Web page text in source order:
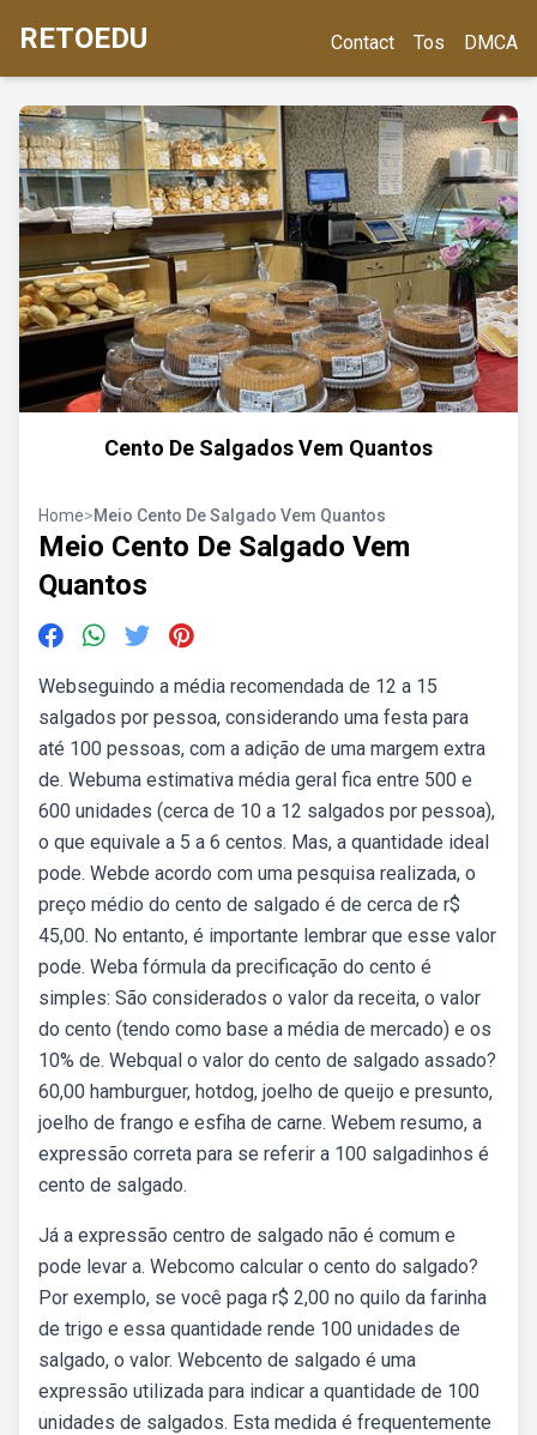
RETOEDU Contact Tos DMCA
Cento De Salgados Vem Quantos
Home>Meio Cento De Salgado Vem Quantos
Meio Cento De Salgado Vem
Quantos
Webseguindo a média recomendada de 12 a 15
salgados por pessoa, considerando uma festa para
até 100 pessoas, com a adição de uma margem extra
de. Webuma estimativa média geral fica entre 500 e
600 unidades (cerca de 10 a 12 salgados por pessoa),
o que equivale a 5 a 6 centos. Mas, a quantidade ideal
pode. Webde acordo com uma pesquisa realizada, o
preço médio do cento de salgado é de cerca de r$
45,00. No entanto, é importante lembrar que esse valor
pode. Weba fórmula da precificação do cento é
simples: São considerados o valor da receita, o valor
do cento (tendo como base a média de mercado) e os
10% de. Webqual o valor do cento de salgado assado?
60,00 hamburguer, hotdog, joelho de queijo e presunto,
joelho de frango e esfiha de carne. Webem resumo, a
expressão correta para se referir a 100 salgadinhos é
cento de salgado.
Já a expressão centro de salgado não é comum e
pode levar a. Webcomo calcular o cento do salgado?
Por exemplo, se você paga r$ 2,00 no quilo da farinha
de trigo e essa quantidade rende 100 unidades de
salgado, o valor. Webcento de salgado é uma
expressão utilizada para indicar a quantidade de 100
unidades de salgados. Esta medida é frequentemente